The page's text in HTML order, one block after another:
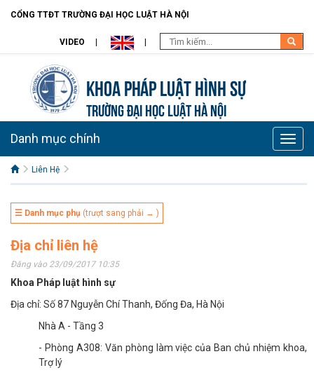
CỔNG TTĐT TRƯỜNG ĐẠI HỌC LUẬT HÀ NỘI
VIDEO
Khoa pháp luật Hình sự
TRƯỜNG ĐẠI HỌC LUẬT HÀ NỘI
Toggle
Danh mục chính
Liên Hệ
☰ Danh mục phụ (trượt sang phải → )
Địa chỉ liên hệ
Đăng vào 23/09/2017 10:35
Khoa Pháp luật hình sự
Địa chỉ: Số 87 Nguyễn Chí Thanh, Đống Đa, Hà Nội
Nhà A - Tầng 3
- Phòng A308: Văn phòng làm việc của Ban chủ nhiệm khoa,
Trợ lý